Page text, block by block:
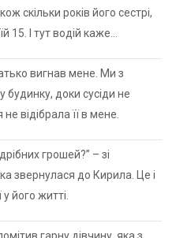
скільки років його сестрі,
15. І тут водій каже…
вигнав мене. Ми з
доки сусіди не
відібрала її в мене.
грошей?” – зі
звернулася до Кирила. Це і
його житті.